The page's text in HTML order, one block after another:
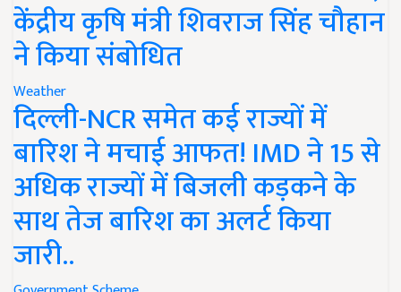
केंद्रीय कृषि मंत्री शिवराज सिंह चौहान
ने किया संबोधित
Weather
दिल्ली-NCR समेत कई राज्यों में
बारिश ने मचाई आफत! IMD ने 15 से
अधिक राज्यों में बिजली कड़कने के
साथ तेज बारिश का अलर्ट किया
जारी..